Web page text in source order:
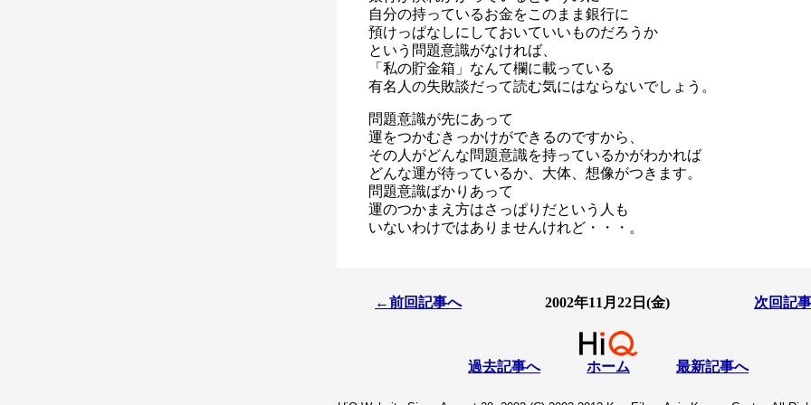
自分の持っているお金をこのまま銀行に
預けっぱなしにしておいていいものだろうか
という問題意識がなければ、
「私の貯金箱」なんて欄に載っている
有名人の失敗談だって読む気にはならないでしょう。
問題意識が先にあって
運をつかむきっかけができるのですから、
その人がどんな問題意識を持っているかがわかれば
どんな運が待っているか、大体、想像がつきます。
問題意識ばかりあって
運のつかまえ方はさっぱりだという人も
いないわけではありませんけれど・・・。
←前回記事へ 2002年11月22日(金) 次回記
過去記事へ ホーム 最新記事へ